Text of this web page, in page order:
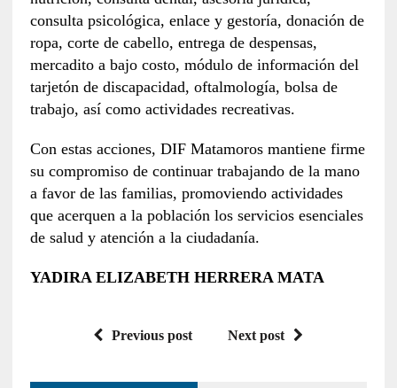
consulta psicológica, enlace y gestoría, donación de
ropa, corte de cabello, entrega de despensas,
mercadito a bajo costo, módulo de información del
tarjetón de discapacidad, oftalmología, bolsa de
trabajo, así como actividades recreativas.
Con estas acciones, DIF Matamoros mantiene firme
su compromiso de continuar trabajando de la mano
a favor de las familias, promoviendo actividades
que acerquen a la población los servicios esenciales
de salud y atención a la ciudadanía.
YADIRA ELIZABETH HERRERA MATA
Previous post Next post